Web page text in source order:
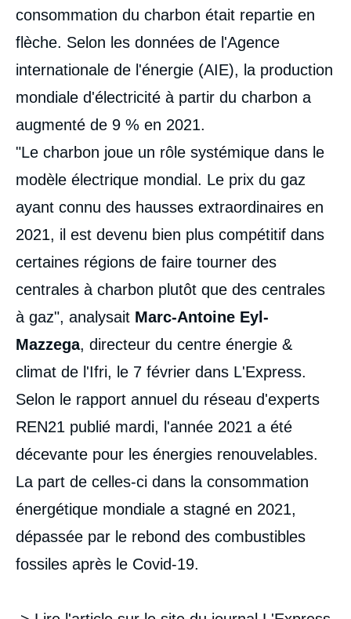
consommation du charbon était repartie en
flèche. Selon les données de l'Agence
internationale de l'énergie (AIE), la production
mondiale d'électricité à partir du charbon a
augmenté de 9 % en 2021.
"Le charbon joue un rôle systémique dans le
modèle électrique mondial. Le prix du gaz
ayant connu des hausses extraordinaires en
2021, il est devenu bien plus compétitif dans
certaines régions de faire tourner des
centrales à charbon plutôt que des centrales
à gaz", analysait Marc-Antoine Eyl-
Mazzega, directeur du centre énergie &
climat de l'Ifri, le 7 février dans L'Express.
Selon le rapport annuel du réseau d'experts
REN21 publié mardi, l'année 2021 a été
décevante pour les énergies renouvelables.
La part de celles-ci dans la consommation
énergétique mondiale a stagné en 2021,
dépassée par le rebond des combustibles
fossiles après le Covid-19.